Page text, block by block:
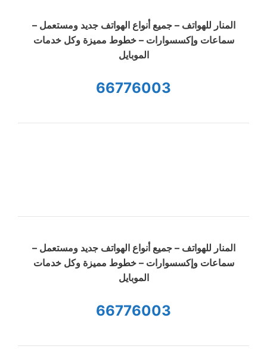
المنار للهواتف – جميع أنواع الهواتف جديد ومستعمل –
سماعات وإكسسوارات – خطوط مميزة وكل خدمات
الموبايل
66776003
المنار للهواتف – جميع أنواع الهواتف جديد ومستعمل –
سماعات وإكسسوارات – خطوط مميزة وكل خدمات
الموبايل
66776003